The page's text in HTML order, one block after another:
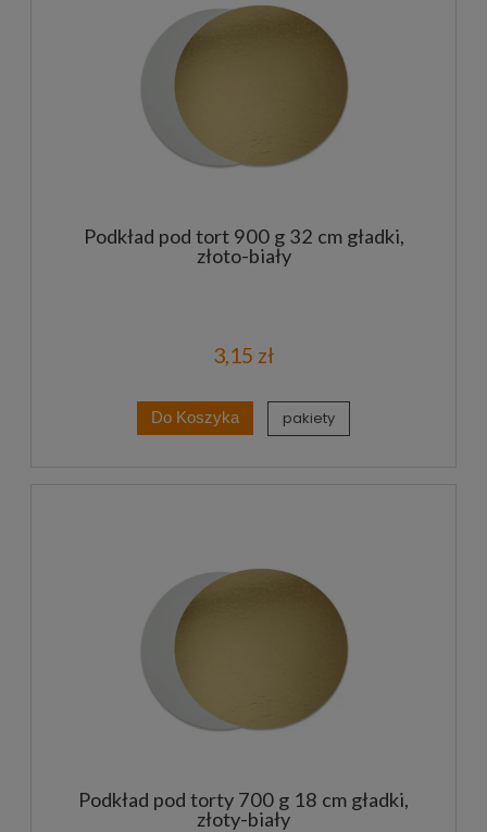
Podkład pod tort 900 g 32 cm gładki,
złoto-biały
3,15 zł
Do Koszyka pakiety
Podkład pod torty 700 g 18 cm gładki,
złoty-biały